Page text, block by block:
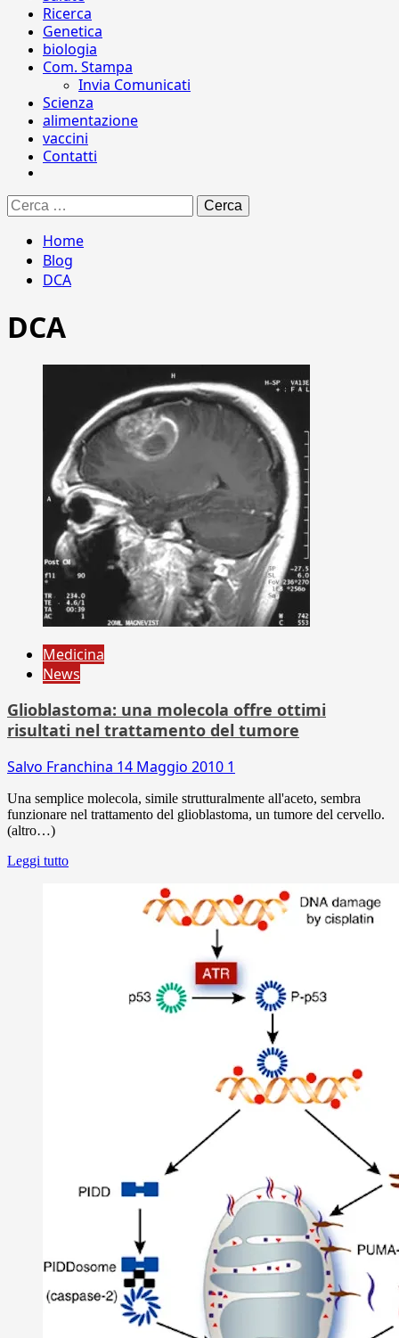
Ricerca
Genetica
biologia
Com. Stampa
Invia Comunicati
Scienza
alimentazione
vaccini
Contatti
Ricerca
per:
Home
Blog
DCA
DCA
Medicina
News
Glioblastoma: una molecola offre ottimi
risultati nel trattamento del tumore
Salvo Franchina 14 Maggio 2010 1
Una semplice molecola, simile strutturalmente all'aceto, sembra
funzionare nel trattamento del glioblastoma, un tumore del cervello.
(altro…)
Leggi tutto